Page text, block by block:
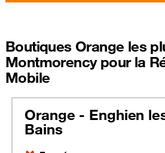
Boutiques Orange les
Montmorency pour la
Mobile
Orange - Enghien
Bains